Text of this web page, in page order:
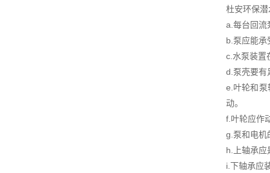
杜安环保
a.每台回流
b.泵应能承
c.水泵装置
d.泵壳要有
e.叶轮和泵
动。
f.叶轮应作
g.泵和电机
h.上轴承应
i.下轴承应